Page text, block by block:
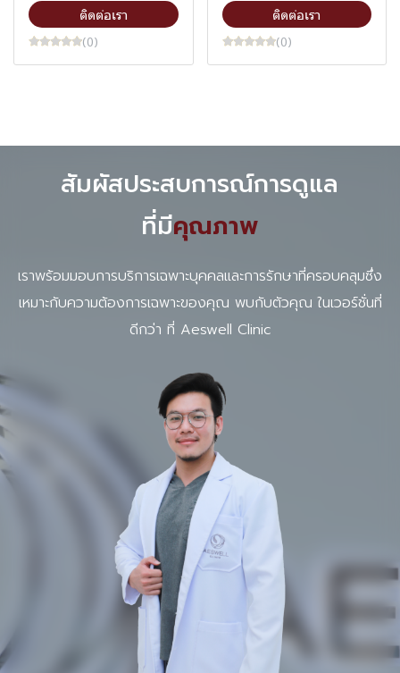
ติดต่อเรา
(0)
ติดต่อเรา
(0)